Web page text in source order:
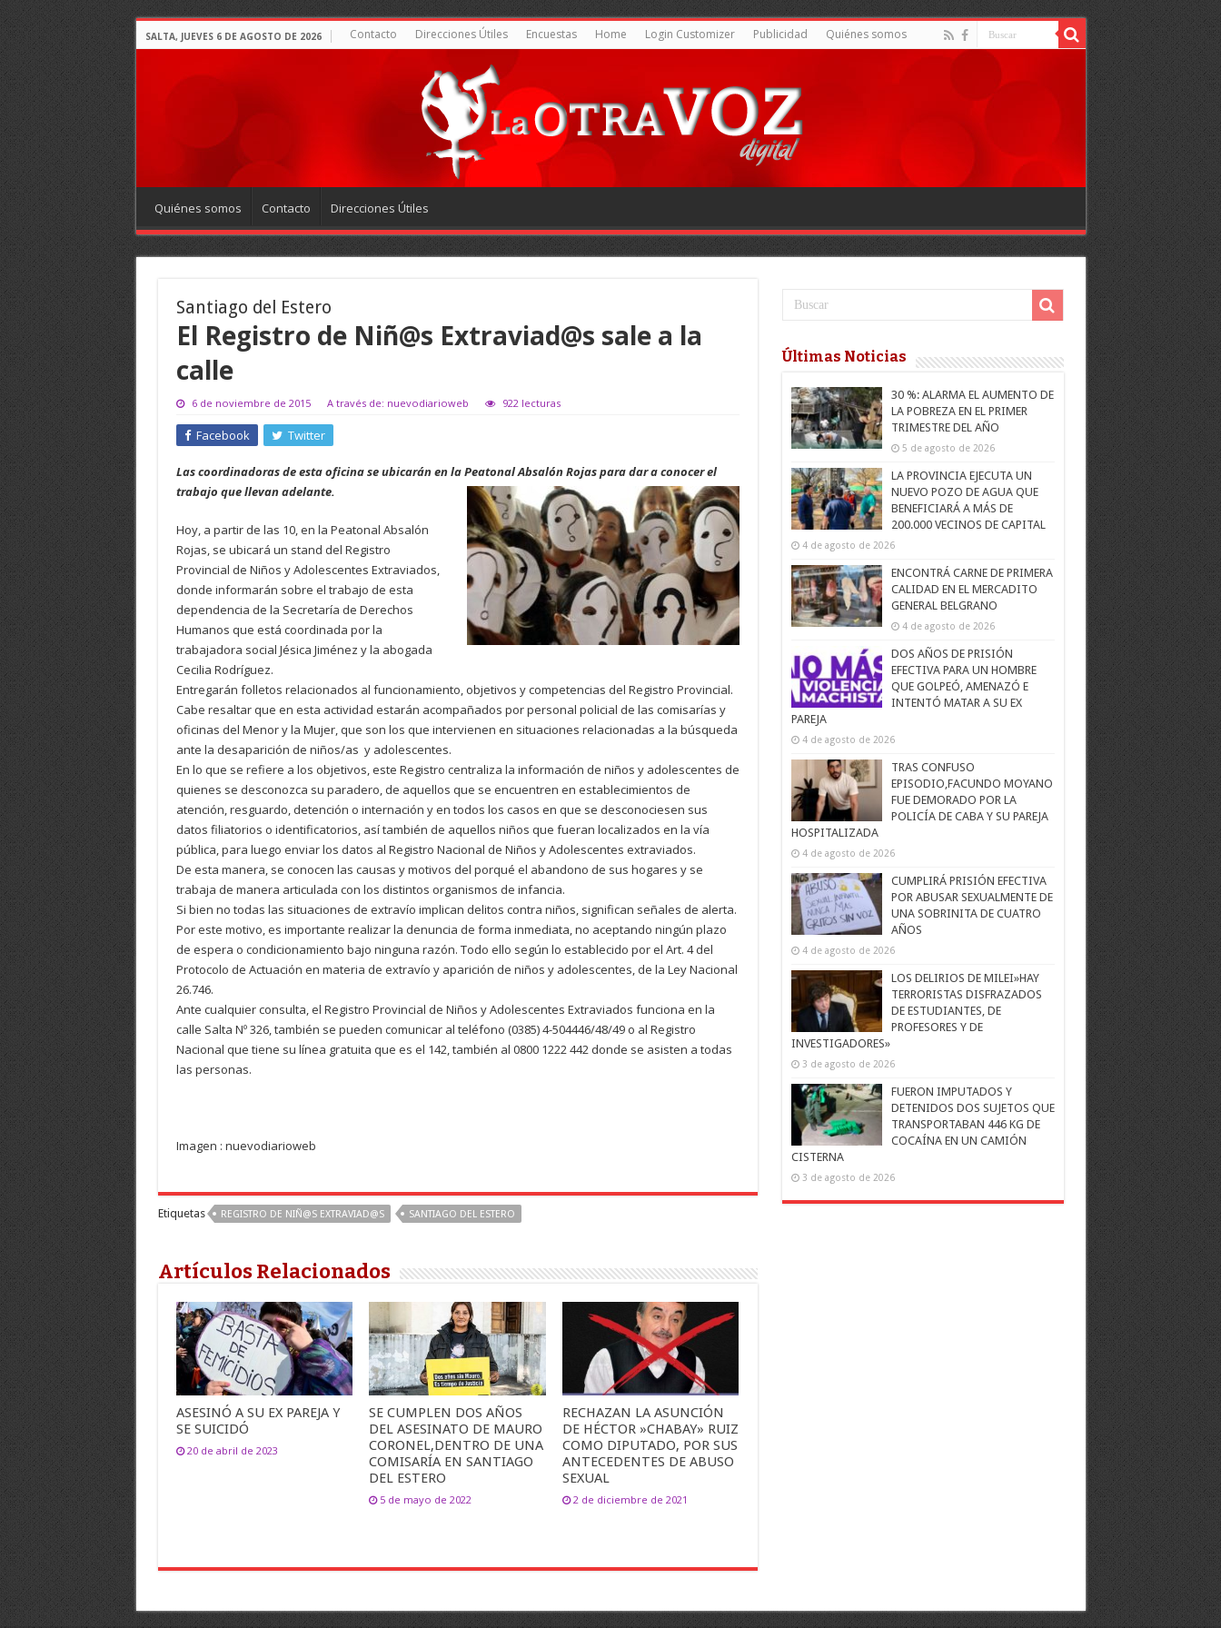
SALTA, JUEVES 6 DE AGOSTO DE 2026 Contacto Direcciones Útiles Encuestas Home Login Customizer Publicidad Quiénes somos
Quiénes somos Contacto Direcciones Útiles
Santiago del Estero
El Registro de Niñ@s Extraviad@s sale a la
calle
6 de noviembre de 2015 A través de: nuevodiarioweb 922 lecturas
Facebook Twitter
Las coordinadoras de esta oficina se ubicarán en la Peatonal Absalón Rojas para dar a conocer el
trabajo que llevan adelante.
Hoy, a partir de las 10, en la Peatonal Absalón
Rojas, se ubicará un stand del Registro
Provincial de Niños y Adolescentes Extraviados,
donde informarán sobre el trabajo de esta
dependencia de la Secretaría de Derechos
Humanos que está coordinada por la
trabajadora social Jésica Jiménez y la abogada
Cecilia Rodríguez.
Entregarán folletos relacionados al funcionamiento, objetivos y competencias del Registro Provincial.
Cabe resaltar que en esta actividad estarán acompañados por personal policial de las comisarías y
oficinas del Menor y la Mujer, que son los que intervienen en situaciones relacionadas a la búsqueda
ante la desaparición de niños/as y adolescentes.
En lo que se refiere a los objetivos, este Registro centraliza la información de niños y adolescentes de
quienes se desconozca su paradero, de aquellos que se encuentren en establecimientos de
atención, resguardo, detención o internación y en todos los casos en que se desconociesen sus
datos filiatorios o identificatorios, así también de aquellos niños que fueran localizados en la vía
pública, para luego enviar los datos al Registro Nacional de Niños y Adolescentes extraviados.
De esta manera, se conocen las causas y motivos del porqué el abandono de sus hogares y se
trabaja de manera articulada con los distintos organismos de infancia.
Si bien no todas las situaciones de extravío implican delitos contra niños, significan señales de alerta.
Por este motivo, es importante realizar la denuncia de forma inmediata, no aceptando ningún plazo
de espera o condicionamiento bajo ninguna razón. Todo ello según lo establecido por el Art. 4 del
Protocolo de Actuación en materia de extravío y aparición de niños y adolescentes, de la Ley Nacional
26.746.
Ante cualquier consulta, el Registro Provincial de Niños y Adolescentes Extraviados funciona en la
calle Salta Nº 326, también se pueden comunicar al teléfono (0385) 4-504446/48/49 o al Registro
Nacional que tiene su línea gratuita que es el 142, también al 0800 1222 442 donde se asisten a todas
las personas.
Imagen : nuevodiarioweb
Etiquetas REGISTRO DE NIÑ@S EXTRAVIAD@S SANTIAGO DEL ESTERO
Artículos Relacionados
ASESINÓ A SU EX PAREJA Y
SE SUICIDÓ
20 de abril de 2023
SE CUMPLEN DOS AÑOS
DEL ASESINATO DE MAURO
CORONEL,DENTRO DE UNA
COMISARÍA EN SANTIAGO
DEL ESTERO
5 de mayo de 2022
RECHAZAN LA ASUNCIÓN
DE HÉCTOR »CHABAY» RUIZ
COMO DIPUTADO, POR SUS
ANTECEDENTES DE ABUSO
SEXUAL
2 de diciembre de 2021
Últimas Noticias
30 %: ALARMA EL AUMENTO DE
LA POBREZA EN EL PRIMER
TRIMESTRE DEL AÑO
5 de agosto de 2026
LA PROVINCIA EJECUTA UN
NUEVO POZO DE AGUA QUE
BENEFICIARÁ A MÁS DE
200.000 VECINOS DE CAPITAL
4 de agosto de 2026
ENCONTRÁ CARNE DE PRIMERA
CALIDAD EN EL MERCADITO
GENERAL BELGRANO
4 de agosto de 2026
DOS AÑOS DE PRISIÓN
EFECTIVA PARA UN HOMBRE
QUE GOLPEÓ, AMENAZÓ E
INTENTÓ MATAR A SU EX
PAREJA
4 de agosto de 2026
TRAS CONFUSO
EPISODIO,FACUNDO MOYANO
FUE DEMORADO POR LA
POLICÍA DE CABA Y SU PAREJA
HOSPITALIZADA
4 de agosto de 2026
CUMPLIRÁ PRISIÓN EFECTIVA
POR ABUSAR SEXUALMENTE DE
UNA SOBRINITA DE CUATRO
AÑOS
4 de agosto de 2026
LOS DELIRIOS DE MILEI»HAY
TERRORISTAS DISFRAZADOS
DE ESTUDIANTES, DE
PROFESORES Y DE
INVESTIGADORES»
3 de agosto de 2026
FUERON IMPUTADOS Y
DETENIDOS DOS SUJETOS QUE
TRANSPORTABAN 446 KG DE
COCAÍNA EN UN CAMIÓN
CISTERNA
3 de agosto de 2026